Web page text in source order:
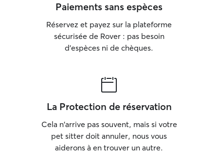
Paiements sans espèces
Réservez et payez sur la plateforme
sécurisée de Rover : pas besoin
d'espèces ni de chèques.
La Protection de réservation
Cela n'arrive pas souvent, mais si votre
pet sitter doit annuler, nous vous
aiderons à en trouver un autre.